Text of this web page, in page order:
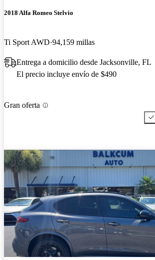
2018 Alfa Romeo Stelvio
Ti Sport AWD 94,159 millas
Entrega a domicilio desde Jacksonville, FL
El precio incluye envío de $490
Gran oferta